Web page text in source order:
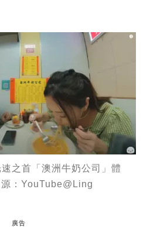
之首「澳洲牛奶公司」體
：YouTube@Ling
廣告